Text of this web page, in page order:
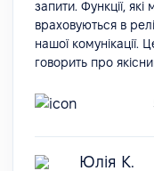
запити. Функції,
враховуються в
нашої комунікації.
говорить про
Юлія К.